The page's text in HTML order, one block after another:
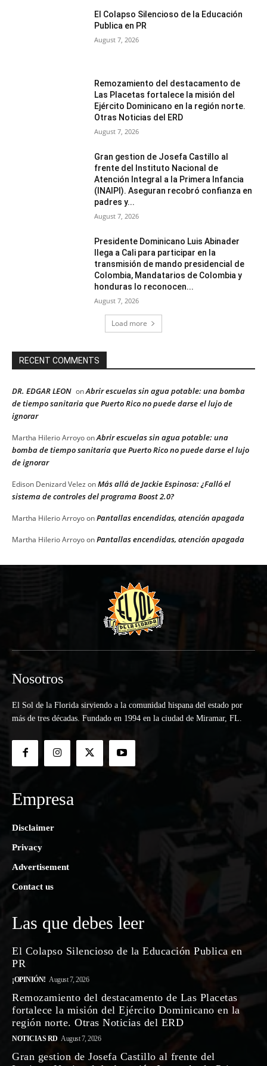
El Colapso Silencioso de la Educación
Publica en PR
August 7, 2026
Remozamiento del destacamento de
Las Placetas fortalece la misión del
Ejército Dominicano en la región norte.
Otras Noticias del ERD
August 7, 2026
Gran gestion de Josefa Castillo al
frente del Instituto Nacional de
Atención Integral a la Primera Infancia
(INAIPI). Aseguran recobró confianza en
padres y...
August 7, 2026
Presidente Dominicano Luis Abinader
llega a Cali para participar en la
transmisión de mando presidencial de
Colombia, Mandatarios de Colombia y
honduras lo reconocen...
August 7, 2026
Load more
RECENT COMMENTS
DR. EDGAR LEON onAbrir escuelas sin agua potable: una bomba
de tiempo sanitaria que Puerto Rico no puede darse el lujo de
ignorar
Martha Hilerio ArroyoonAbrir escuelas sin agua potable: una
bomba de tiempo sanitaria que Puerto Rico no puede darse el lujo
de ignorar
Edison Denizard Velez onMás allá de Jackie Espinosa: ¿Falló el
sistema de controles del programa Boost 2.0?
Martha Hilerio ArroyoonPantallas encendidas, atención apagada
Martha Hilerio ArroyoonPantallas encendidas, atención apagada
Nosotros
El Sol de la Florida sirviendo a la comunidad hispana del estado por
más de tres décadas. Fundado en 1994 en la ciudad de Miramar, FL.
Empresa
Disclaimer
Privacy
Advertisement
Contact us
Las que debes leer
El Colapso Silencioso de la Educación Publica en
PR
¡OPINIÓN! August 7, 2026
Remozamiento del destacamento de Las Placetas
fortalece la misión del Ejército Dominicano en la
región norte. Otras Noticias del ERD
NOTICIAS RD August 7, 2026
Gran gestion de Josefa Castillo al frente del